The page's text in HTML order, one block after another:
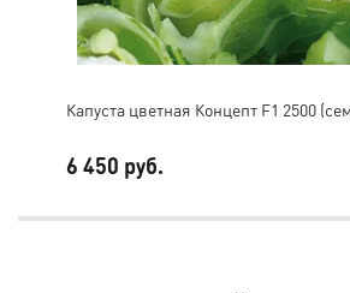
Капуста цветная Концепт F1 2500
6 450 руб.